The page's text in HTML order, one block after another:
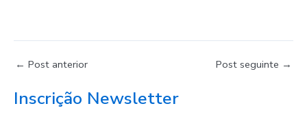
← Post anterior Post seguinte →
Inscrição Newsletter